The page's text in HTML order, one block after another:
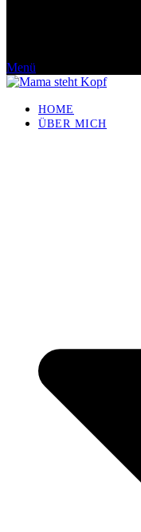
Menü
HOME
ÜBER MICH